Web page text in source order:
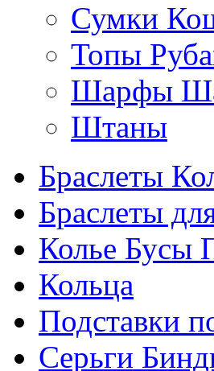
Сумки
Топы
Шарфы
Штаны
Браслеты
Браслеты
Колье Бусы
Кольца
Подставки
Серьги